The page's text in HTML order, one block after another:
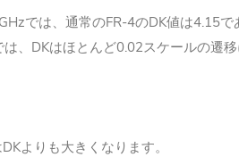
では、通常のFR-4のDK値は4.15
、DKはほとんど0.02スケールの遷移
よりも大きくなります。